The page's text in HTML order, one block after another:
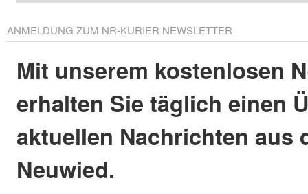
ANMELDUNG ZUM NR-KURIER NEWSLETTER
Mit unserem kostenlosen
erhalten Sie täglich einen
aktuellen Nachrichten aus
Neuwied.